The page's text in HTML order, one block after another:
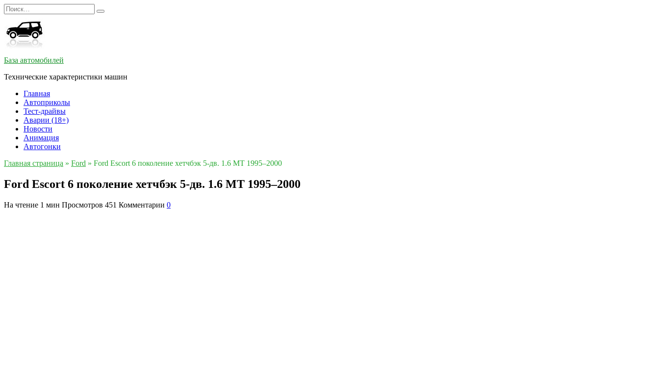
Перейти
к
содержанию
Search
for:
База автомобилей
Технические характеристики машин
Главная
Автоприколы
Тест-драйвы
Аварии (18+)
Новости
Анимация
Автогонки
Главная страница » Ford » Ford Escort 6 поколение хетчбэк 5-дв. 1.6 MT 1995–2000
Ford Escort 6 поколение хетчбэк 5-дв. 1.6 MT 1995–2000
На чтение 1 мин Просмотров 451 Комментарии 0